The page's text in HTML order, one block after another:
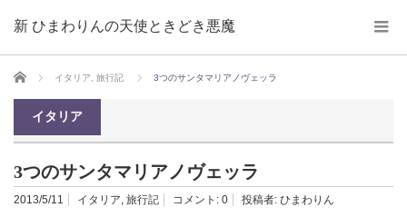
新 ひまわりんの天使ときどき悪魔
ホーム イタリア 旅行記 3つのサンタマリアノヴェッラ
イタリア
3つのサンタマリアノヴェッラ
2013/5/11 イタリア, 旅行記 コメント: 0 投稿者: ひまわりん